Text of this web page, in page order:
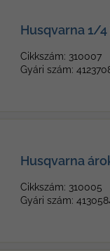
Husqvarna 1/
Cikkszám: 310007
Gyári szám:
Husqvarna
Cikkszám: 310005
Gyári szám: